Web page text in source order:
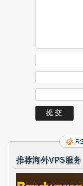
推荐海外VPS服务